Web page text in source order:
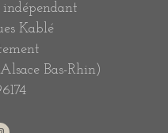
Kablé
Bas-Rhin)